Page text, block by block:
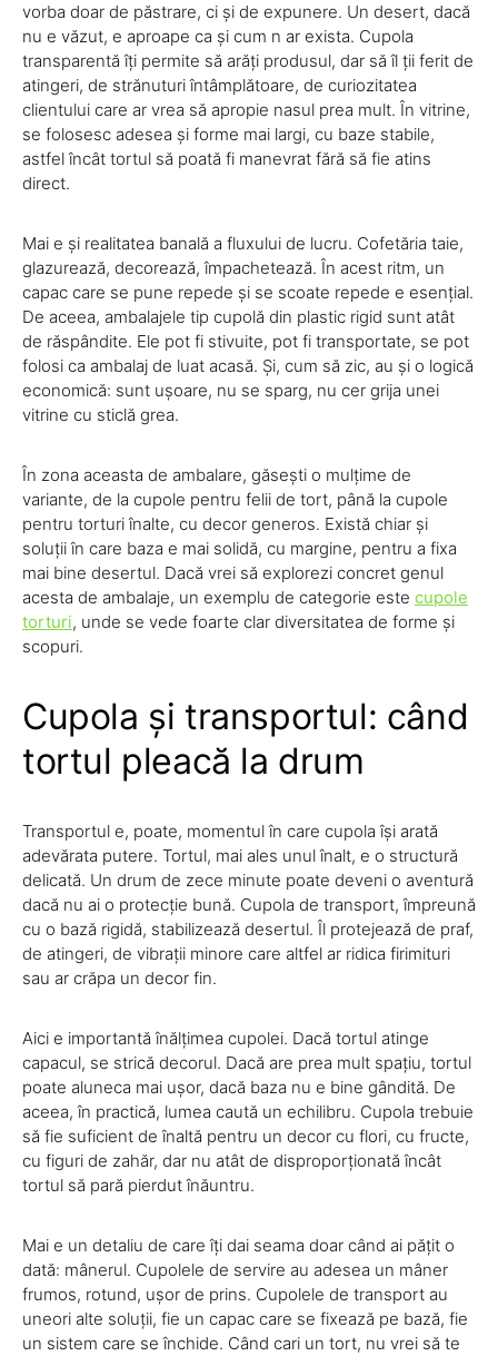
vorba doar de păstrare, ci și de expunere. Un desert, dacă
nu e văzut, e aproape ca și cum n ar exista. Cupola
transparentă îți permite să arăți produsul, dar să îl ții ferit de
atingeri, de strănuturi întâmplătoare, de curiozitatea
clientului care ar vrea să apropie nasul prea mult. În vitrine,
se folosesc adesea și forme mai largi, cu baze stabile,
astfel încât tortul să poată fi manevrat fără să fie atins
direct.
Mai e și realitatea banală a fluxului de lucru. Cofetăria taie,
glazurează, decorează, împachetează. În acest ritm, un
capac care se pune repede și se scoate repede e esențial.
De aceea, ambalajele tip cupolă din plastic rigid sunt atât
de răspândite. Ele pot fi stivuite, pot fi transportate, se pot
folosi ca ambalaj de luat acasă. Și, cum să zic, au și o logică
economică: sunt ușoare, nu se sparg, nu cer grija unei
vitrine cu sticlă grea.
În zona aceasta de ambalare, găsești o mulțime de
variante, de la cupole pentru felii de tort, până la cupole
pentru torturi înalte, cu decor generos. Există chiar și
soluții în care baza e mai solidă, cu margine, pentru a fixa
mai bine desertul. Dacă vrei să explorezi concret genul
acesta de ambalaje, un exemplu de categorie este cupole
torturi, unde se vede foarte clar diversitatea de forme și
scopuri.
Cupola și transportul: când
tortul pleacă la drum
Transportul e, poate, momentul în care cupola își arată
adevărata putere. Tortul, mai ales unul înalt, e o structură
delicată. Un drum de zece minute poate deveni o aventură
dacă nu ai o protecție bună. Cupola de transport, împreună
cu o bază rigidă, stabilizează desertul. Îl protejează de praf,
de atingeri, de vibrații minore care altfel ar ridica firimituri
sau ar crăpa un decor fin.
Aici e importantă înălțimea cupolei. Dacă tortul atinge
capacul, se strică decorul. Dacă are prea mult spațiu, tortul
poate aluneca mai ușor, dacă baza nu e bine gândită. De
aceea, în practică, lumea caută un echilibru. Cupola trebuie
să fie suficient de înaltă pentru un decor cu flori, cu fructe,
cu figuri de zahăr, dar nu atât de disproporționată încât
tortul să pară pierdut înăuntru.
Mai e un detaliu de care îți dai seama doar când ai pățit o
dată: mânerul. Cupolele de servire au adesea un mâner
frumos, rotund, ușor de prins. Cupolele de transport au
uneori alte soluții, fie un capac care se fixează pe bază, fie
un sistem care se închide. Când cari un tort, nu vrei să te